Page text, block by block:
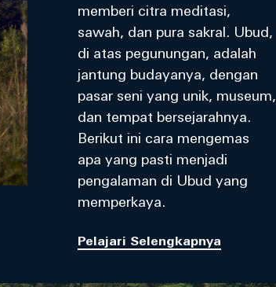
memberi citra meditasi,
sawah, dan pura sakral. Ubud,
di atas pegunungan, adalah
jantung budayanya, dengan
pasar seni yang unik, museum,
dan tempat bersejarahnya.
Berikut ini cara mengemas
apa yang pasti menjadi
pengalaman di Ubud yang
memperkaya.
Pelajari Selengkapnya